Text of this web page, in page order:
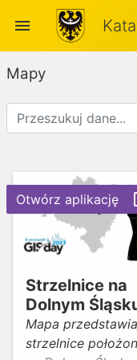
menu
Mapy
Strzelnice na
Dolnym
Mapa przedstawia
strzelnice
Otwórz aplikację